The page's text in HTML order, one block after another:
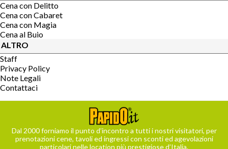
Cena con Delitto
Cena con Cabaret
Cena con Magia
Cena al Buio
ALTRO
Staff
Privacy Policy
Note Legali
Contattaci
Dal 2000 forniamo il punto d’incontro a tutti i nostri visitatori, per
prenotazioni cene, tavoli ed ingressi con sconti ed agevolazioni
particolari nelle location più prestigiose d’Italia.